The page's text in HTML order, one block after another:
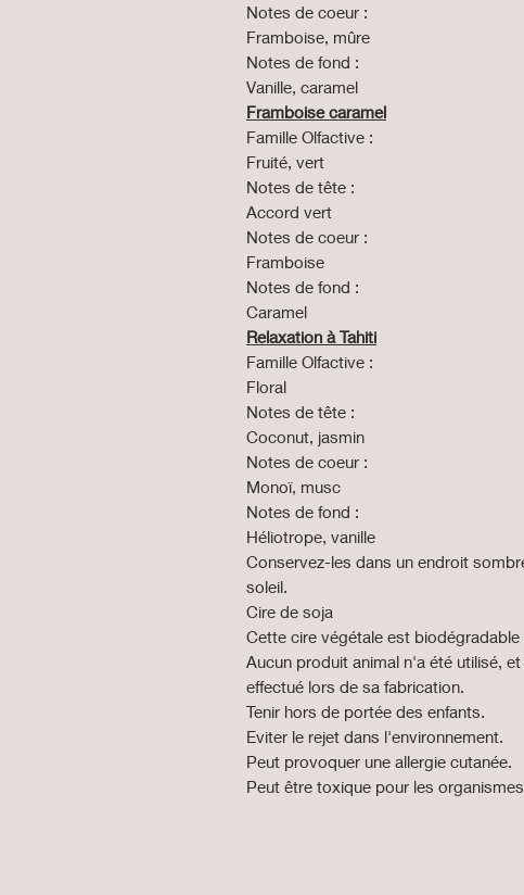
Notes de coeur :
Framboise, mûre
Notes de fond :
Vanille, caramel
Framboise caramel
Famille Olfactive :
Fruité, vert
Notes de tête :
Accord vert
Notes de coeur :
Framboise
Notes de fond :
Caramel
Relaxation à Tahiti
Famille Olfactive :
Floral
Notes de tête :
Coconut, jasmin
Notes de coeur :
Monoï, musc
Notes de fond :
Héliotrope, vanille
Conservez-les dans un endroit
soleil.
Cire de soja
Cette cire végétale est biodégradable
Aucun produit animal n'a été utilisé,
effectué lors de sa fabrication.
Tenir hors de portée des enfants.
Eviter le rejet dans l'environnement.
Peut provoquer une allergie cutanée.
Peut être toxique pour les